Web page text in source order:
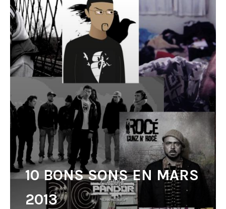
10 BONS SONS EN MARS
2013